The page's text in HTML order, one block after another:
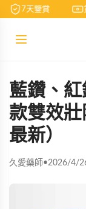
7天鑒賞
藍鑽、
款雙效
最新）
久愛藥師•2026/4/